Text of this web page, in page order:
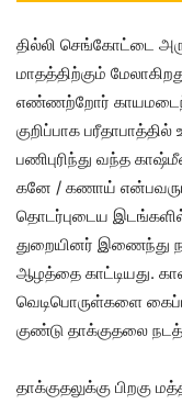
தில்லி செங்கோட்டை
மாதத்திற்கும்
எண்ணற்றோர்
குறிப்பாக
பணிபுரிந்து வந்த
கனே / கணாய்
தொடர்புடைய
துறையினர் இணைந்து
ஆழத்தை காட்டியது.
வெடிபொருள்களை
குண்டு தாக்குதலை
தாக்குதலுக்கு பிறகு